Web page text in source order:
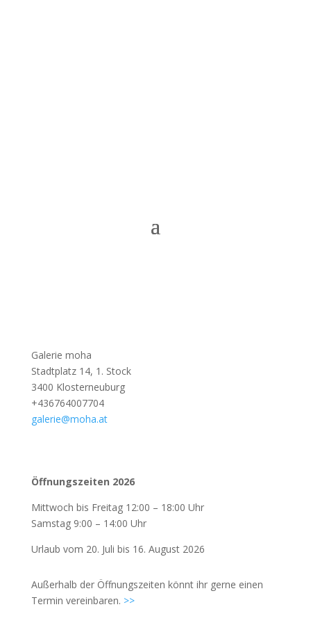
Galerie moha
Stadtplatz 14, 1. Stock
3400 Klosterneuburg
+436764007704
galerie@moha.at
Öffnungszeiten 2026
Mittwoch bis Freitag 12:00 – 18:00 Uhr
Samstag 9:00 – 14:00 Uhr
Urlaub vom 20. Juli bis 16. August 2026
Außerhalb der Öffnungszeiten könnt ihr gerne einen
Termin vereinbaren. >>